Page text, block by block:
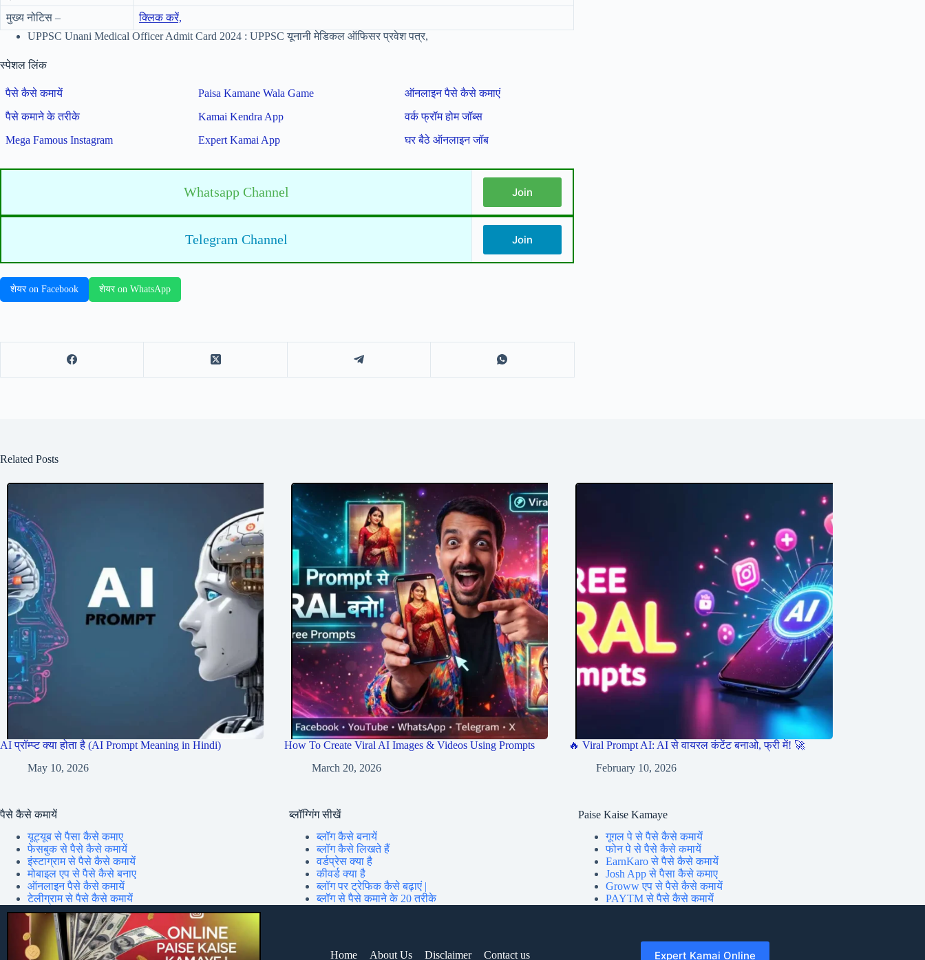
मुख्य नोटिस –
क्लिक करें,
UPPSC Unani Medical Officer Admit Card 2024 : UPPSC यूनानी मेडिकल ऑफिसर प्रवेश पत्र,
स्पेशल लिंक
पैसे कैसे कमायें Paisa Kamane Wala Game
ऑनलाइन पैसे कैसे कमाएं
पैसे कमाने के तरीके
Kamai Kendra App
वर्क फ्रॉम होम जॉब्स
Mega Famous Instagram
Expert Kamai App घर बैठे ऑनलाइन जॉब
Whatsapp Channel Join
Telegram Channel Join
शेयर on Facebook शेयर on WhatsApp
Related Posts
AI प्रॉम्प्ट क्या होता है (AI Prompt Meaning in Hindi)
May 10, 2026
How To Create Viral AI Images & Videos Using Prompts
March 20, 2026
🔥 Viral Prompt AI: AI से वायरल कंटेंट बनाओ, फ्री में! 🚀
February 10, 2026
पैसे कैसे कमायें
यूट्यूब से पैसा कैसे कमाए
फेसबुक से पैसे कैसे कमायें
इंस्टाग्राम से पैसे कैसे कमायें
मोबाइल एप से पैसे कैसे बनाए
ऑनलाइन पैसे कैसे कमायें
टेलीग्राम से पैसे कैसे कमायें
ब्लॉग्गिंग सीखें
ब्लॉग कैसे बनायें
ब्लॉग कैसे लिखते हैं
वर्डप्रेस क्या है
कीवर्ड क्या है
ब्लॉग पर ट्रेफिक कैसे बढ़ाएं |
ब्लॉग से पैसे कमाने के 20 तरीके
Paise Kaise Kamaye
गूगल पे से पैसे कैसे कमायें
फोन पे से पैसे कैसे कमायें
EarnKaro से पैसे कैसे कमायें
Josh App से पैसा कैसे कमाए
Groww एप से पैसे कैसे कमायें
PAYTM से पैसे कैसे कमायें
Home About Us Disclaimer Contact us Expert Kamai Online